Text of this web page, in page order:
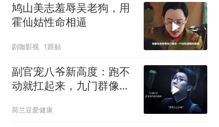
鸠山美志羞辱吴老狗，用
霍仙姑性命相逼
剧咖影视 1跟贴
副官宠八爷新高度：跑不
动就扛起来，九门群像燃
荷兰豆爱健康